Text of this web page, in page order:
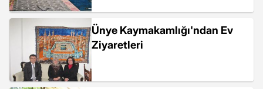
Ünye Kaymakamlığı'ndan Ev
Ziyaretleri